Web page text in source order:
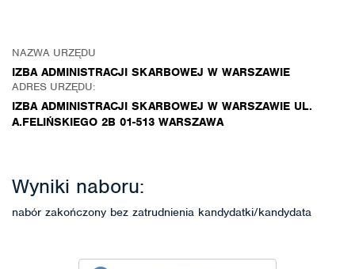
NAZWA URZĘDU
IZBA ADMINISTRACJI SKARBOWEJ W WARSZAWIE
ADRES URZĘDU:
IZBA ADMINISTRACJI SKARBOWEJ W WARSZAWIE UL.
A.FELIŃSKIEGO 2B 01-513 WARSZAWA
Wyniki naboru:
nabór zakończony bez zatrudnienia kandydatki/kandydata